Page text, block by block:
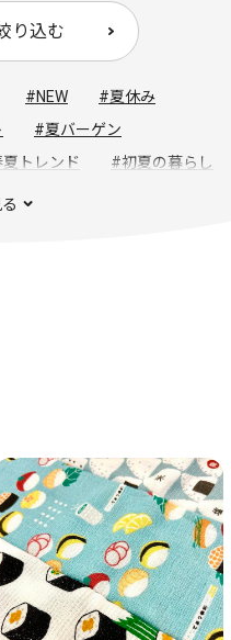
り込む
#NEW
#夏休み
#夏バーゲン
トレンド
#初夏の暮らし